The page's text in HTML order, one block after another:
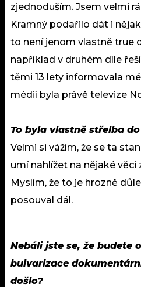
zjednoduším. Jsem velmi
Kramný podařilo dát i
to není jenom vlastně true
například v druhém díle
těmi 13 lety informovala
médií byla právě televize
To byla vlastně střelba
Velmi si vážím, že se ta
umí nahlížet na nějaké
Myslím, že to je hrozně
posouval dál.
Nebáli jste se, že budete
bulvarizace
došlo?